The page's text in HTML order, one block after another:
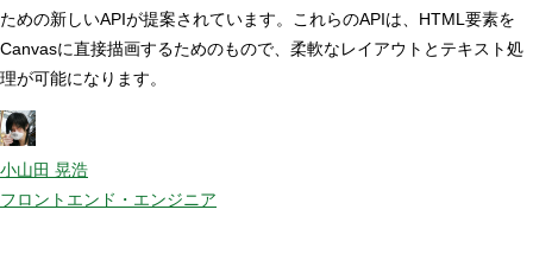
ための新しいAPIが提案されています。これらのAPIは、HTML要素を
Canvasに直接描画するためのもので、柔軟なレイアウトとテキスト処
理が可能になります。
小山田 晃浩
フロントエンド・エンジニア